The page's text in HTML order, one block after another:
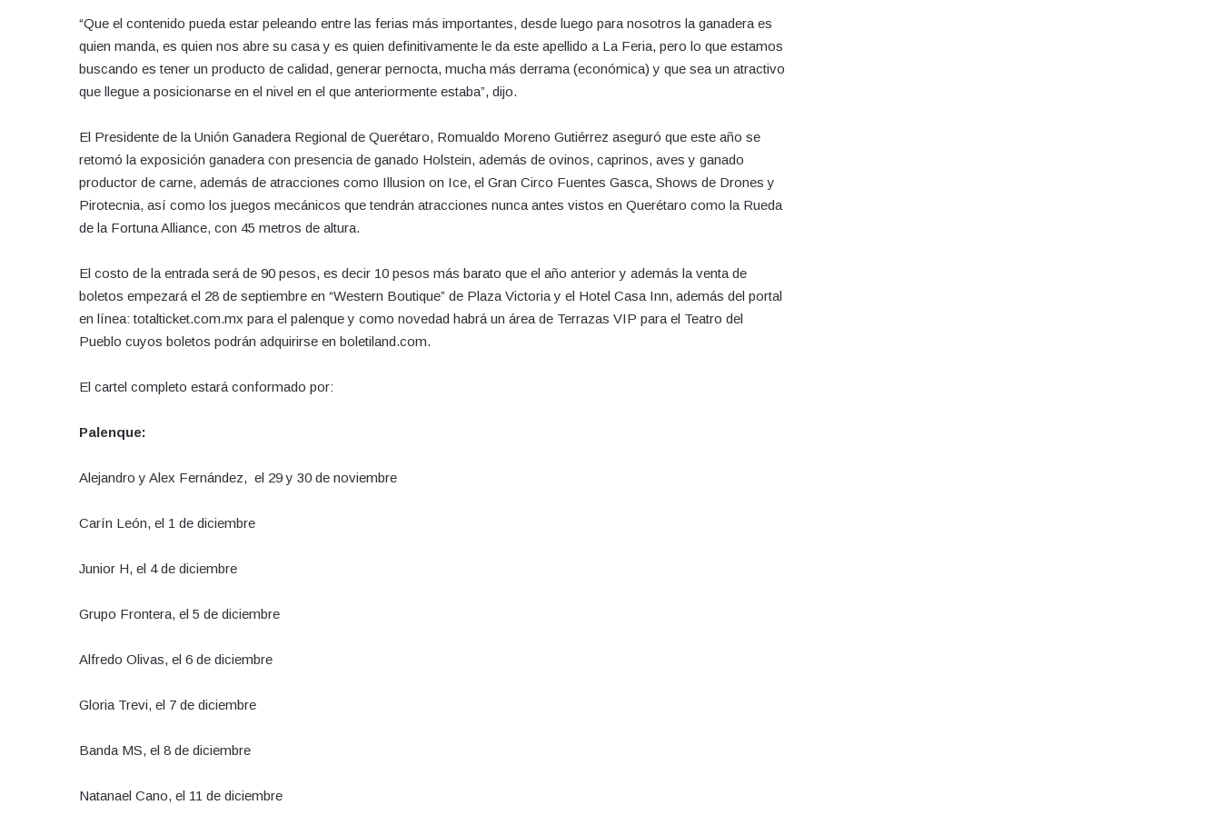
“Que el contenido pueda estar peleando entre las ferias más importantes, desde luego para nosotros la ganadera es
quien manda, es quien nos abre su casa y es quien definitivamente le da este apellido a La Feria, pero lo que estamos
buscando es tener un producto de calidad, generar pernocta, mucha más derrama (económica) y que sea un atractivo
que llegue a posicionarse en el nivel en el que anteriormente estaba”, dijo.
El Presidente de la Unión Ganadera Regional de Querétaro, Romualdo Moreno Gutiérrez aseguró que este año se
retomó la exposición ganadera con presencia de ganado Holstein, además de ovinos, caprinos, aves y ganado
productor de carne, además de atracciones como Illusion on Ice, el Gran Circo Fuentes Gasca, Shows de Drones y
Pirotecnia, así como los juegos mecánicos que tendrán atracciones nunca antes vistos en Querétaro como la Rueda
de la Fortuna Alliance, con 45 metros de altura.
El costo de la entrada será de 90 pesos, es decir 10 pesos más barato que el año anterior y además la venta de
boletos empezará el 28 de septiembre en “Western Boutique” de Plaza Victoria y el Hotel Casa Inn, además del portal
en línea: totalticket.com.mx para el palenque y como novedad habrá un área de Terrazas VIP para el Teatro del
Pueblo cuyos boletos podrán adquirirse en boletiland.com.
El cartel completo estará conformado por:
Palenque:
Alejandro y Alex Fernández, el 29 y 30 de noviembre
Carín León, el 1 de diciembre
Junior H, el 4 de diciembre
Grupo Frontera, el 5 de diciembre
Alfredo Olivas, el 6 de diciembre
Gloria Trevi, el 7 de diciembre
Banda MS, el 8 de diciembre
Natanael Cano, el 11 de diciembre